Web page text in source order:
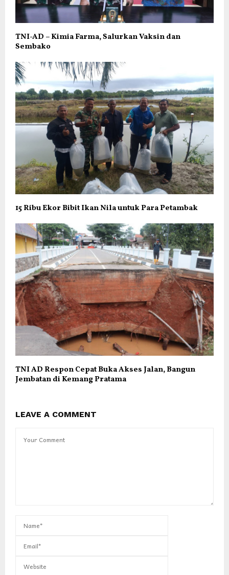
TNI-AD – Kimia Farma, Salurkan Vaksin dan
Sembako
15 Ribu Ekor Bibit Ikan Nila untuk Para Petambak
TNI AD Respon Cepat Buka Akses Jalan, Bangun
Jembatan di Kemang Pratama
LEAVE A COMMENT